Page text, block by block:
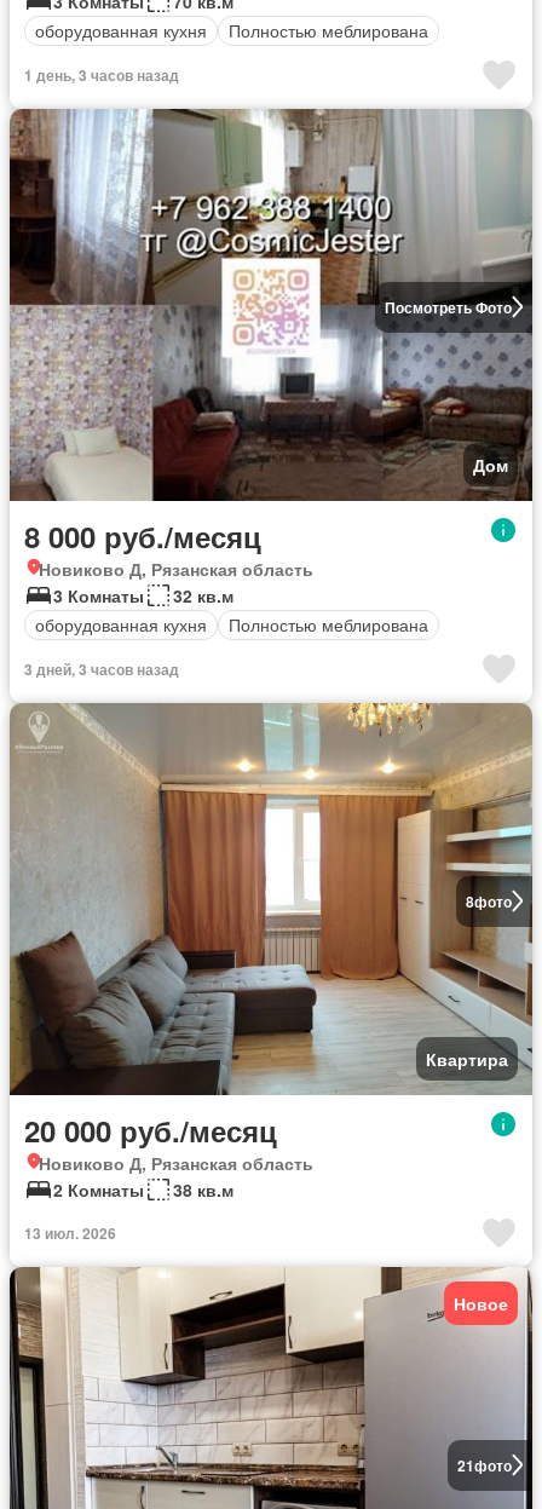
оборудованная кухня
Полностью меблирована
1 день, 3 часов назад
Посмотреть Фото
Дом
8 000 руб./месяц
Новиково Д, Рязанская область
3 Комнаты
32 кв.м
оборудованная кухня
Полностью меблирована
3 дней, 3 часов назад
8фото
Квартира
20 000 руб./месяц
Новиково Д, Рязанская область
2 Комнаты
38 кв.м
13 июл. 2026
21фото
Новое